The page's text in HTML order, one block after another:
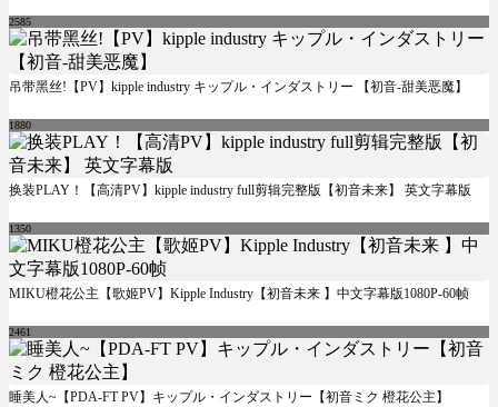
2585
吊带黑丝!【PV】kipple industry キップル・インダストリー 【初音-甜美恶魔】
1880
换装PLAY！【高清PV】kipple industry full剪辑完整版【初音未来】 英文字幕版
1350
MIKU橙花公主【歌姬PV】Kipple Industry【初音未来 】中文字幕版1080P-60帧
2461
睡美人~【PDA-FT PV】キップル・インダストリー【初音ミク 橙花公主】